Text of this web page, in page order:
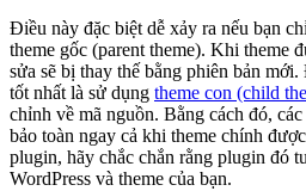
Điều này đặc biệt dễ xảy ra nếu bạn
theme gốc (parent theme). Khi theme
sửa sẽ bị thay thế bằng phiên bản
tốt nhất là sử dụng theme con (child
chỉnh về mã nguồn. Bằng cách đó,
bảo toàn ngay cả khi theme chính
plugin, hãy chắc chắn rằng plugin đó
WordPress và theme của bạn.